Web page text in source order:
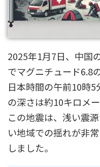
2025年1月7日、中国
でマグニチュード6.8
日本時間の午前10時
の深さは約10キロメ
この地震は、浅い震
い地域での揺れが非
しました。